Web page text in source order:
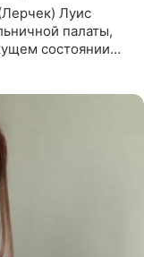
Луис
палаты,
состоянии